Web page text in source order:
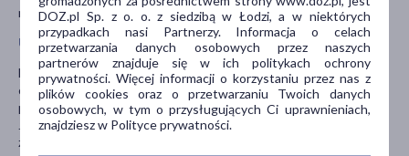
natychmiast usunąć kompres.
Uwagi
Nie należy wywierać dodatkowego nacisku na produkt, np.
opierać się o twarde powierzchnie, nosić pod obcisłą odzieżą lub
paskiem.
Jeśli okład wydaje się zbyt gorący, należy przestać go używać lub
założyć na warstwę ubrania, tak aby nie przylegał bezpośrednio
DOZ.pl Sp. z o. o. z siedzibą w Łodzi, a w niektórych
przypadkach nasi Partnerzy. Informacja o celach
przetwarzania danych osobowych przez naszych
partnerów znajduje się w ich politykach ochrony
prywatności. Więcej informacji o korzystaniu przez nas z
plików cookies oraz o przetwarzaniu Twoich danych
osobowych, w tym o przysługujących Ci uprawnieniach,
znajdziesz w Polityce prywatności.